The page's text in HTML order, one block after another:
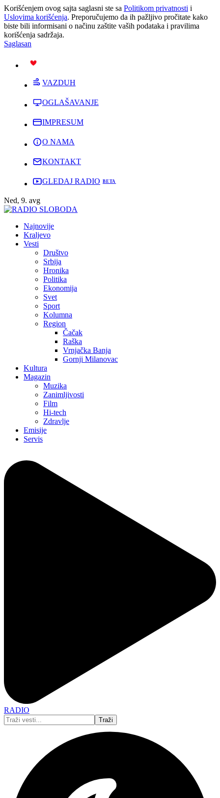
Korišćenjem ovog sajta saglasni ste sa Politikom privatnosti i
Uslovima korišćenja. Preporučujemo da ih pažljivo pročitate kako
biste bili informisani o načinu zaštite vaših podataka i pravilima
korišćenja sadržaja.
Saglasan
VAZDUH
OGLAŠAVANJE
IMPRESUM
O NAMA
KONTAKT
GLEDAJ RADIO
Ned, 9. avg
Najnovije
Kraljevo
Vesti
Društvo
Srbija
Hronika
Politika
Ekonomija
Svet
Sport
Kolumna
Region
Čačak
Raška
Vrnjačka Banja
Gornji Milanovac
Kultura
Magazin
Muzika
Zanimljivosti
Film
Hi-tech
Zdravlje
Emisije
Servis
RADIO